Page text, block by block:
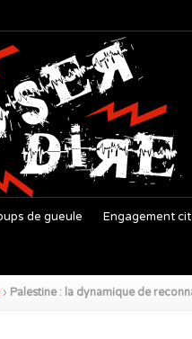
de gueule Engagement
› Palestine : la dynamique de